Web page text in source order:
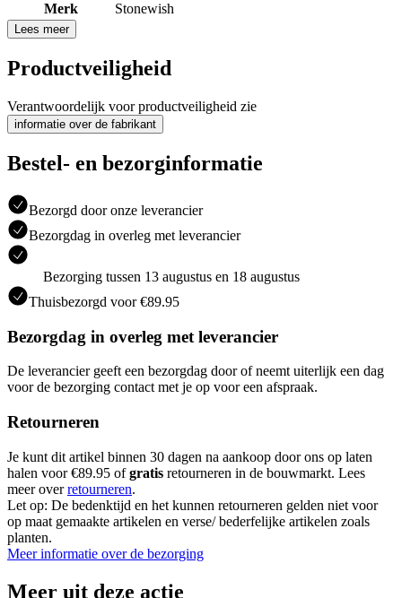
Merk
Stonewish
Lees meer
Productveiligheid
Verantwoordelijk voor productveiligheid zie
informatie over de fabrikant
Bestel- en bezorginformatie
Bezorgd door onze leverancier
Bezorgdag in overleg met leverancier
Bezorging tussen 13 augustus en 18 augustus
Thuisbezorgd voor €89.95
Bezorgdag in overleg met leverancier
De leverancier geeft een bezorgdag door of neemt uiterlijk een dag
voor de bezorging contact met je op voor een afspraak.
Retourneren
Je kunt dit artikel binnen 30 dagen na aankoop door ons op laten
halen voor €89.95 ofgratis retourneren in de bouwmarkt. Lees
meer overretourneren.
Let op: De bedenktijd en het kunnen retourneren gelden niet voor
op maat gemaakte artikelen en verse/ bederfelijke artikelen zoals
planten.
Meer informatie over de bezorging
Meer uit deze actie